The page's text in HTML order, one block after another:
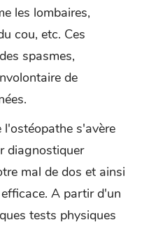
les lombaires,
cou, etc. Ces
spasmes,
de
s'avère
diagnostiquer
mal de dos et ainsi
A partir d'un
tests physiques